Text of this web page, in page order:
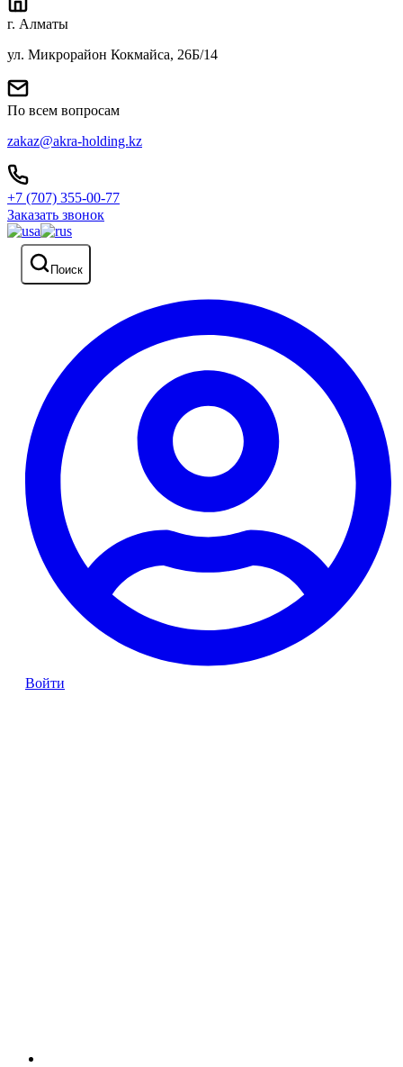
г. Алматы
ул. Микрорайон Кокмайса, 26Б/14
По всем вопросам
zakaz@akra-holding.kz
+7 (707) 355-00-77
Заказать звонок
Поиск
Войти